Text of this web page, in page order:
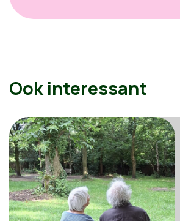
Ook interessant